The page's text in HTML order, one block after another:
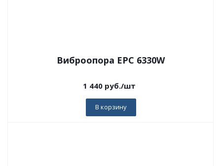
Виброопора EPC 6330W
1 440 руб./шт
В корзину